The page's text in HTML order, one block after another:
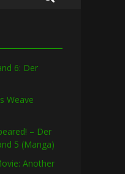
6: Der
Weave
– Der
5 (Manga)
Another